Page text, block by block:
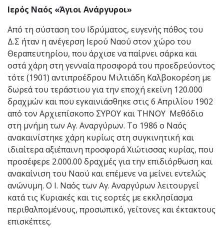
Ιερός Ναός «Άγιοι Ανάργυροι»
Από τη σύσταση του Ιδρύματος, ευγενής πόθος του
Δ.Σ ήταν η ανέγερση Ιερού Ναού στον χώρο του
Θεραπευτηρίου, που άρχισε να παίρνει σάρκα και
οστά χάρη στη γενναία προσφορά του προεδρεύοντος
τότε (1901) αντιπροέδρου Μιλτιάδη Καλβοκορέση με
δωρεά του τεράστιου για την εποχή εκείνη 120.000
δραχμών και που εγκαινιάσθηκε στις 6 Απριλίου 1902
από τον Αρχιεπίσκοπο ΣΥΡΟΥ και ΤΗΝΟΥ Μεθόδιο
στη μνήμη των Αγ. Αναργύρων. Το 1986 ο Ναός
ανακαινίστηκε χάρη κυρίως στη συγκινητική και
ιδιαίτερα αξιέπαινη προσφορά Χιώτισσας κυρίας, που
προσέφερε 2.000.00 δραχμές για την επιδιόρθωση και
ανακαίνιση του Ναού και επέμενε να μείνει εντελώς
ανώνυμη. Ο Ι. Ναός των Αγ. Αναργύρων λειτουργεί
κατά τις Κυριακές και τις εορτές με εκκλησίασμα
περιθαλπομένους, προσωπικό, γείτονες και έκτακτους
επισκέπτες.